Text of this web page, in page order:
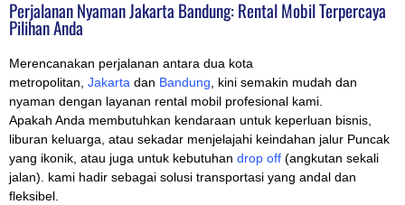
Perjalanan Nyaman Jakarta Bandung: Rental Mobil Terpercaya
Pilihan Anda
Merencanakan perjalanan antara dua kota
metropolitan, Jakarta dan Bandung , kini semakin mudah dan
nyaman dengan layanan rental mobil profesional kami.
Apakah Anda membutuhkan kendaraan untuk keperluan bisnis,
liburan keluarga, atau sekadar menjelajahi keindahan jalur Puncak
yang ikonik, atau juga untuk kebutuhan drop off (angkutan sekali
jalan). kami hadir sebagai solusi transportasi yang andal dan
fleksibel.